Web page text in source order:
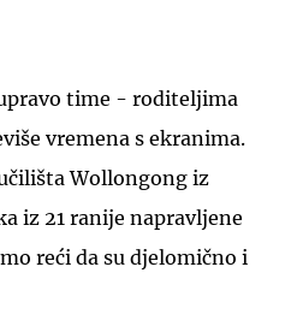
time - roditeljima
vremena s ekranima.
Wollongong iz
iz 21 ranije napravljene
reći da su djelomično i